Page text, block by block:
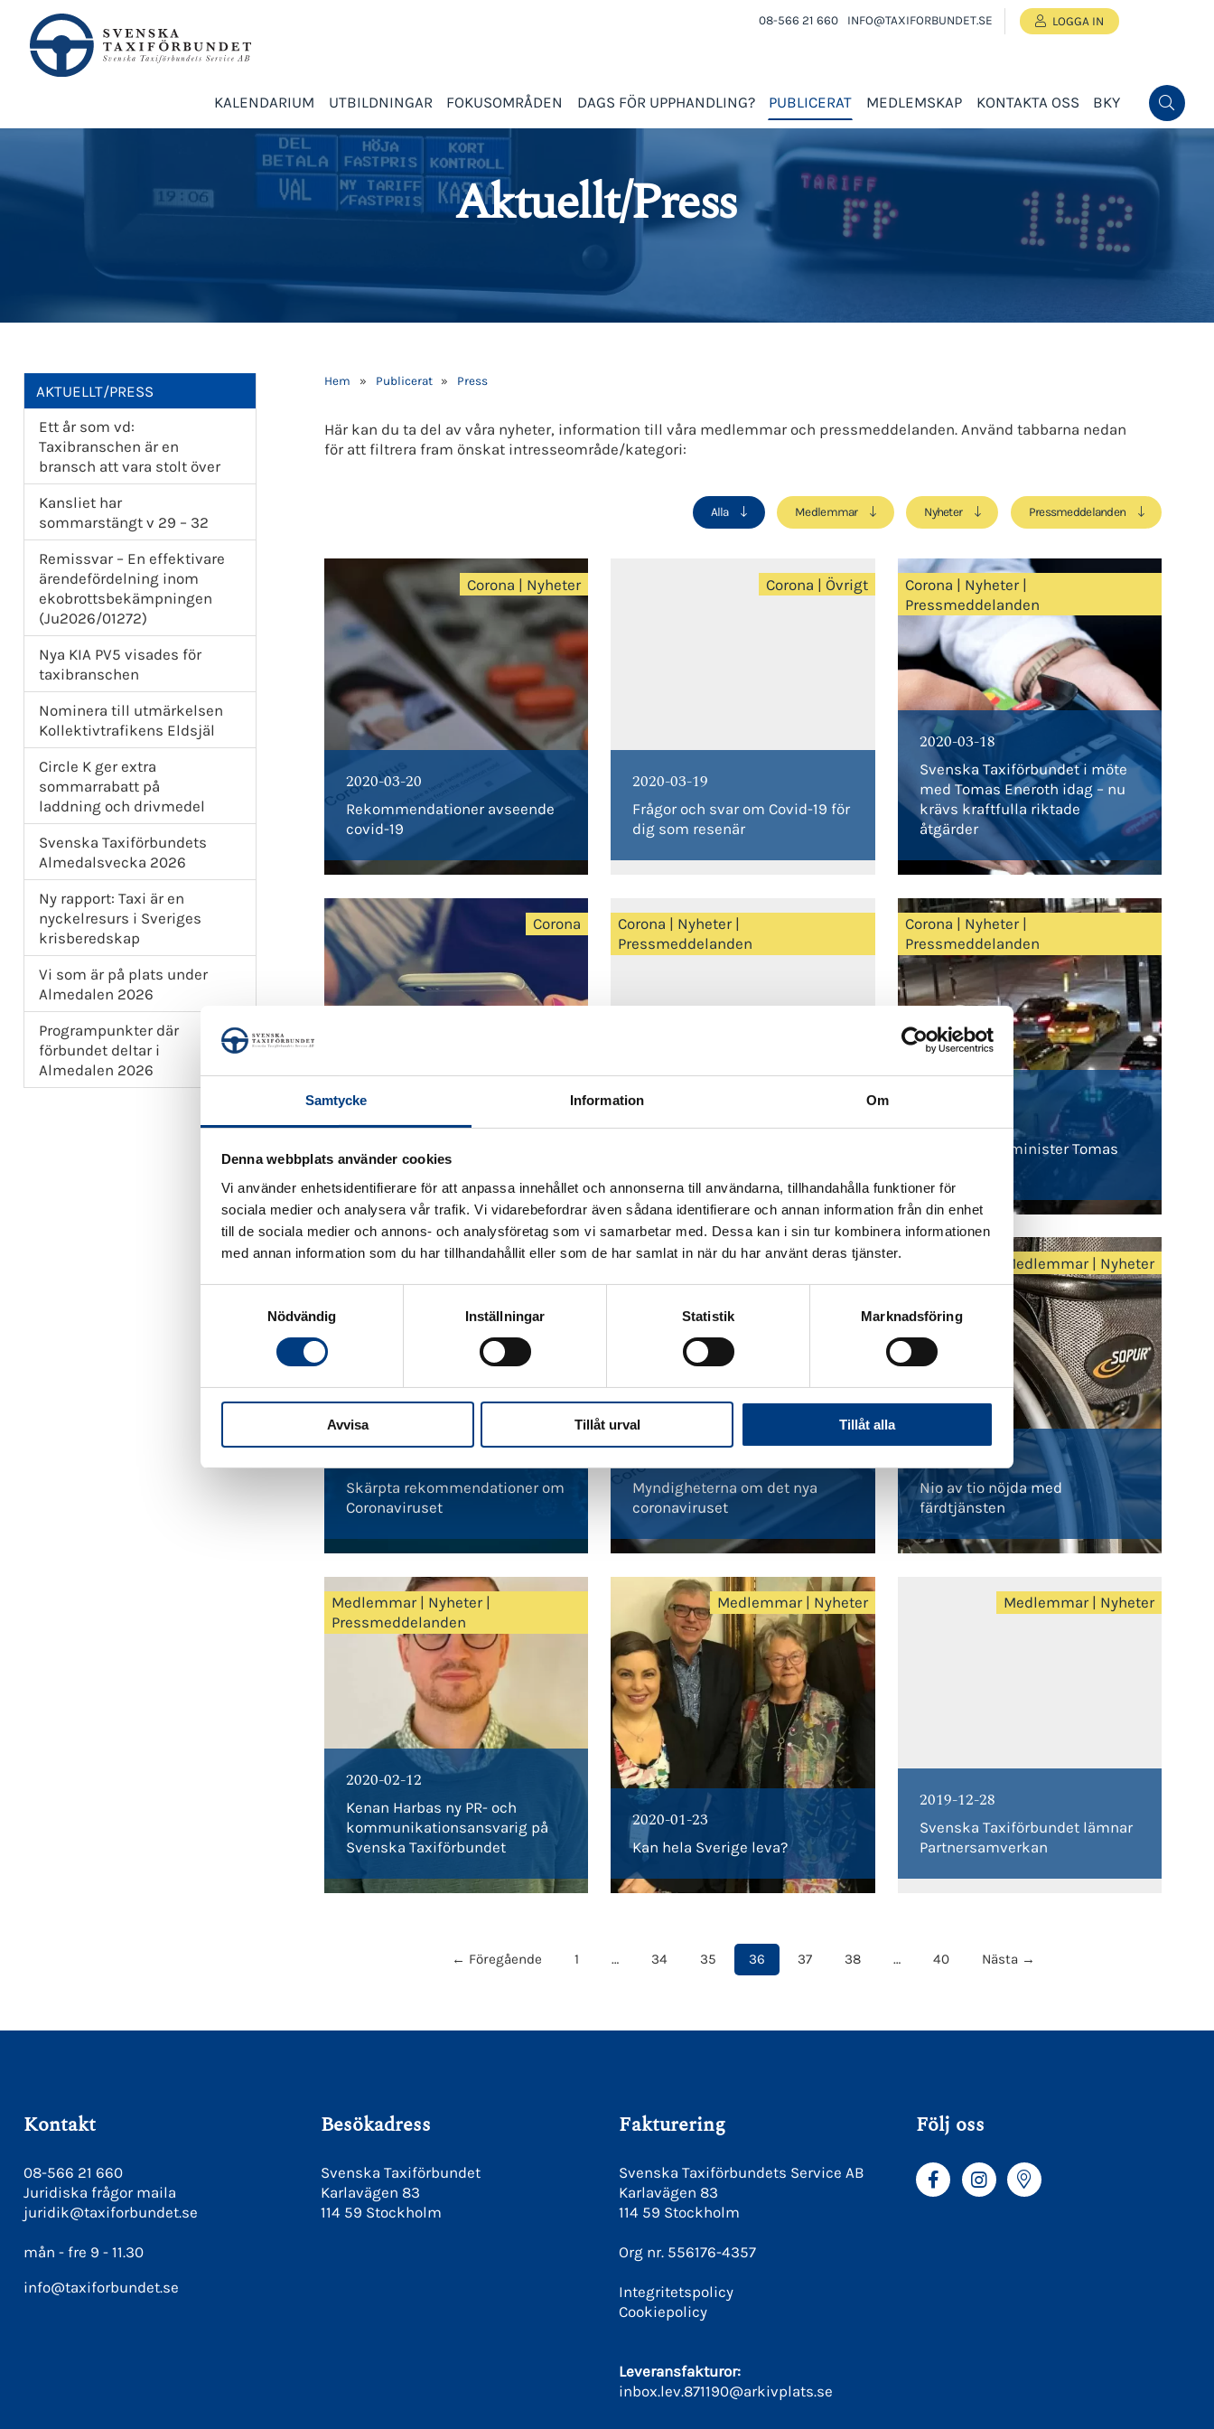
Samtycke Information Om
Denna webbplats använder cookies
Vi använder enhetsidentifierare för att anpassa innehållet och annonserna till användarna, tillhandahålla funktioner för
sociala medier och analysera vår trafik. Vi vidarebefordrar även sådana identifierare och annan information från din enhet
till de sociala medier och annons- och analysföretag som vi samarbetar med. Dessa kan i sin tur kombinera informationen
med annan information som du har tillhandahållit eller som de har samlat in när du har använt deras tjänster.
s
Nödvändig Inställningar Statistik Marknadsföring
Avvisa Tillåt urval Tillåt alla
08-566 21 660 INFO@TAXIFORBUNDET.SE LOGGA IN
KALENDARIUM UTBILDNINGAR FOKUSOMRÅDEN DAGS FÖR UPPHANDLING? PUBLICERAT MEDLEMSKAP KONTAKTA OSS BKY
Aktuellt/Press
AKTUELLT/PRESS
Ett år som vd:
Taxibranschen är en
bransch att vara stolt över
Kansliet har
sommarstängt v 29 – 32
Remissvar – En effektivare
ärendefördelning inom
ekobrottsbekämpningen
(Ju2026/01272)
Nya KIA PV5 visades för
taxibranschen
Nominera till utmärkelsen
Kollektivtrafikens Eldsjäl
Circle K ger extra
sommarrabatt på
laddning och drivmedel
Svenska Taxiförbundets
Almedalsvecka 2026
Ny rapport: Taxi är en
nyckelresurs i Sveriges
krisberedskap
Vi som är på plats under
Almedalen 2026
Programpunkter där
förbundet deltar i
Almedalen 2026
Hem » Publicerat » Press
Här kan du ta del av våra nyheter, information till våra medlemmar och pressmeddelanden. Använd tabbarna nedan
för att filtrera fram önskat intresseområde/kategori:
Alla Medlemmar Nyheter Pressmeddelanden
Corona | Nyheter
2020-03-20
Rekommendationer avseende
covid-19
Corona | Övrigt
2020-03-19
Frågor och svar om Covid-19 för
dig som resenär
Corona | Nyheter|
Pressmeddelanden
2020-03-18
Svenska Taxiförbundet i möte
med Tomas Eneroth idag – nu
krävs kraftfulla riktade
åtgärder
Corona
2020-03-17
tillgänglighet
Corona | Nyheter|
Pressmeddelanden
2020-03-16
Nattsvart läge för
taxibranschen –
Corona | Nyheter|
Pressmeddelanden
Möte med
infrastrukturminister Tomas
Corona|Nyheter |Övrigt
Skärpta rekommendationer om
Coronaviruset
Corona|Övrigt
Myndigheterna om det nya
coronaviruset
Medlemmar| Nyheter
Nio av tio nöjda med
färdtjänsten
Medlemmar| Nyheter|
Pressmeddelanden
2020-02-12
Kenan Harbas ny PR- och
kommunikationsansvarig på
Svenska Taxiförbundet
Medlemmar| Nyheter
2020-01-23
Kan hela Sverige leva?
Medlemmar| Nyheter
2019-12-28
Svenska Taxiförbundet lämnar
Partnersamverkan
← Föregående 1 … 34 35 36 37 38 … 40 Nästa →
Kontakt
08-566 21 660
Juridiska frågor maila
juridik@taxiforbundet.se
mån - fre 9 - 11.30
info@taxiforbundet.se
Besökadress
Svenska Taxiförbundet
Karlavägen 83
114 59 Stockholm
Fakturering
Svenska Taxiförbundets Service AB
Karlavägen 83
114 59 Stockholm
Org nr. 556176-4357
Integritetspolicy
Cookiepolicy
Leveransfakturor:
inbox.lev.871190@arkivplats.se
Följ oss